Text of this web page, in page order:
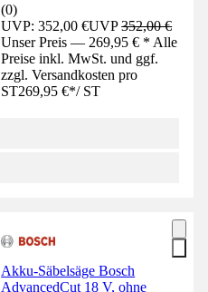
(0)
UVP: 352,00 €UVP352,00 €
Unser Preis — 269,95 € * Alle
Preise inkl. MwSt. und ggf.
zzgl. Versandkosten pro
ST269,95 €*/ ST
Akku-Säbelsäge Bosch
AdvancedCut 18 V, ohne